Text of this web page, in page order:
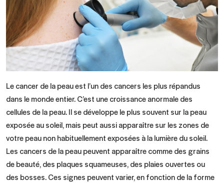
Le cancer de la peau est l’un des cancers les plus répandus
dans le monde entier. C’est une croissance anormale des
cellules de la peau. Il se développe le plus souvent sur la peau
exposée au soleil, mais peut aussi apparaître sur les zones de
votre peau non habituellement exposées à la lumière du soleil.
Les cancers de la peau peuvent apparaître comme des grains
de beauté, des plaques squameuses, des plaies ouvertes ou
des bosses. Ces signes peuvent varier, en fonction de la forme